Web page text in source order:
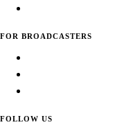
FOR BROADCASTERS
FOLLOW US